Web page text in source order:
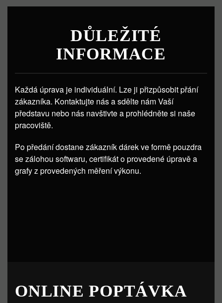
DŮLEŽITÉ
INFORMACE
Každá úprava je individuální. Lze ji přizpůsobit přání
zákazníka. Kontaktujte nás a sdělte nám Vaší
představu nebo nás navštivte a prohlédněte si naše
pracoviště.
Po předání dostane zákazník dárek ve formě pouzdra
se zálohou softwaru, certifikát o provedené úpravě a
grafy z provedených měření výkonu.
ONLINE POPTÁVKA